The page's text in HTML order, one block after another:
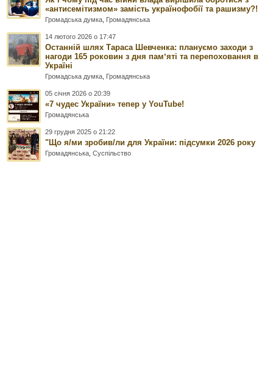
«антисемітизмом» замість українофобії та рашизму?!
Громадська думка Громадянська
14 лютого 2026 о 17:47
Останній шлях Тараса Шевченка: плануємо заходи з
нагоди 165 роковин з дня памʼяті та перепоховання в
Україні
Громадська думка Громадянська
05 січня 2026 о 20:39
«7 чудес України» тепер у YouTube!
Громадянська
29 грудня 2025 о 21:22
"Що я/ми зробив/ли для України: підсумки 2026 року
Громадянська ,Суспільство